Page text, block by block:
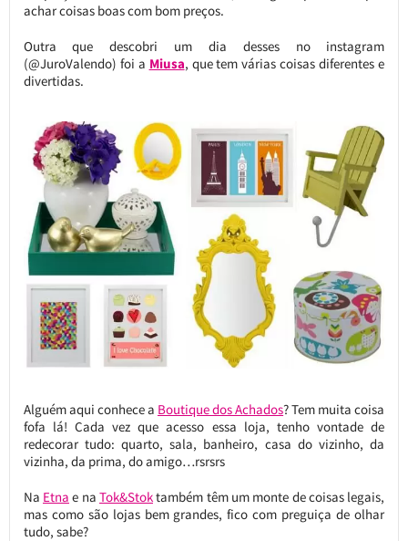
achar coisas boas com bom preços.
Outra que descobri um dia desses no instagram
(@JuroValendo) foi a Miusa, que tem várias coisas diferentes e
divertidas.
Alguém aqui conhece a Boutique dos Achados? Tem muita coisa
fofa lá! Cada vez que acesso essa loja, tenho vontade de
redecorar tudo: quarto, sala, banheiro, casa do vizinho, da
vizinha, da prima, do amigo…rsrsrs
Na Etna e na Tok&Stoktambém têm um monte de coisas legais,
mas como são lojas bem grandes, fico com preguiça de olhar
tudo, sabe?